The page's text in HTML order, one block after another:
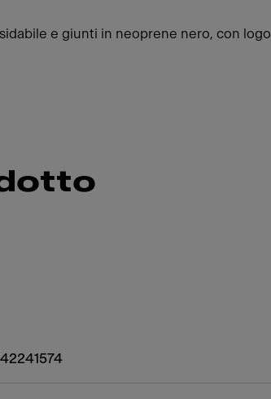
e giunti in neoprene nero, con logo